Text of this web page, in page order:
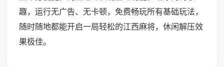
趣，运行无广告、无卡顿，免费畅玩所有基础玩法，
随时随地都能开启一局轻松的江西麻将，休闲解压效
果极佳。